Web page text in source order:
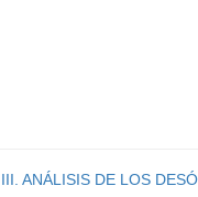
III. ANÁLISIS DE LOS